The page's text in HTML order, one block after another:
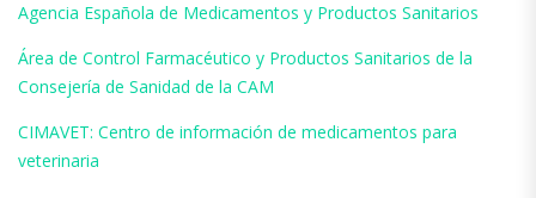
Agencia Española de Medicamentos y Productos Sanitarios
Área de Control Farmacéutico y Productos Sanitarios de la
Consejería de Sanidad de la CAM
CIMAVET: Centro de información de medicamentos para
veterinaria